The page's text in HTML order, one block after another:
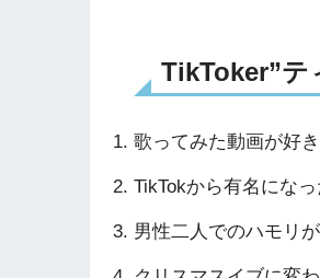
TikToker”テ
歌ってみた動画が好
TikTokから有名にな
男性二人でのハモリ